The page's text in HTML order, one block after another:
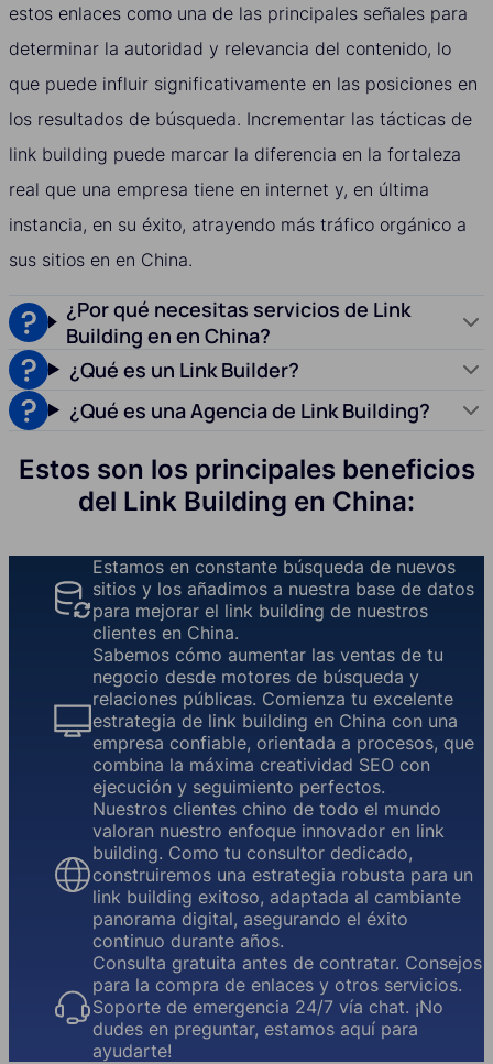
estos enlaces como una de las principales señales para
determinar la autoridad y relevancia del contenido, lo
que puede influir significativamente en las posiciones en
los resultados de búsqueda. Incrementar las tácticas de
link building puede marcar la diferencia en la fortaleza
real que una empresa tiene en internet y, en última
instancia, en su éxito, atrayendo más tráfico orgánico a
sus sitios en en China.
¿Por qué necesitas servicios de Link
Building en en China?
¿Qué es un Link Builder?
¿Qué es una Agencia de Link Building?
Estos son los principales beneficios
del Link Building en China:
Estamos en constante búsqueda de nuevos
sitios y los añadimos a nuestra base de datos
para mejorar el link building de nuestros
clientes en China.
Sabemos cómo aumentar las ventas de tu
negocio desde motores de búsqueda y
relaciones públicas. Comienza tu excelente
estrategia de link building en China con una
empresa confiable, orientada a procesos, que
combina la máxima creatividad SEO con
ejecución y seguimiento perfectos.
Nuestros clientes chino de todo el mundo
valoran nuestro enfoque innovador en link
building. Como tu consultor dedicado,
construiremos una estrategia robusta para un
link building exitoso, adaptada al cambiante
panorama digital, asegurando el éxito
continuo durante años.
Consulta gratuita antes de contratar. Consejos
para la compra de enlaces y otros servicios.
Soporte de emergencia 24/7 vía chat. ¡No
dudes en preguntar, estamos aquí para
ayudarte!